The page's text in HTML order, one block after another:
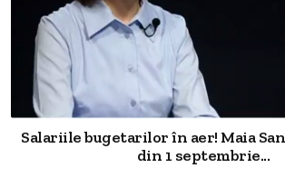
Salariile bugetarilor în aer! Maia
din 1 septembrie...